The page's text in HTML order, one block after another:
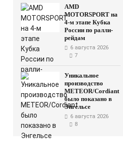
AMD
MOTORSPORT на
4-м этапе Кубка
России по ралли-
рейдам
6 августа 2026
7
Уникальное
производство
METEOR/Cordiant
было показано в
Энгельсе
6 августа 2026
8